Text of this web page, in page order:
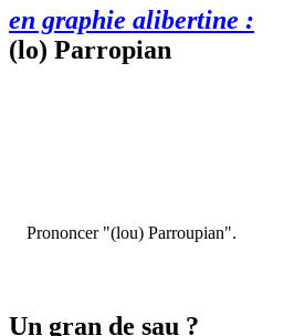
en graphie alibertine :
(lo) Parropian
Prononcer "(lou) Parroupian".
Un gran de sau ?